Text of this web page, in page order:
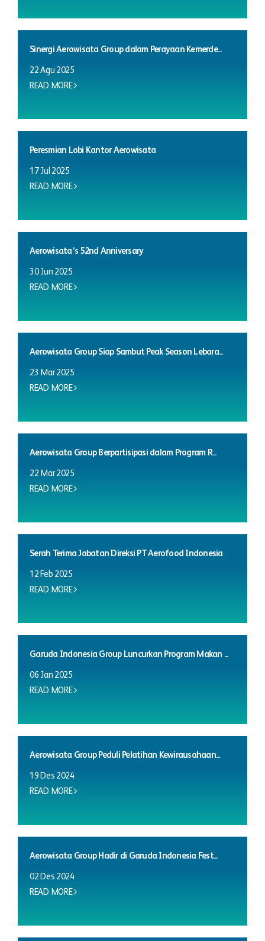
Sinergi Aerowisata Group dalam Perayaan Kemerde...
22 Agu 2025
READ MORE
Peresmian Lobi Kantor Aerowisata
17 Jul 2025
READ MORE
Aerowisata’s 52nd Anniversary
30 Jun 2025
READ MORE
Aerowisata Group Siap Sambut Peak Season Lebara...
23 Mar 2025
READ MORE
Aerowisata Group Berpartisipasi dalam Program R...
22 Mar 2025
READ MORE
Serah Terima Jabatan Direksi PT Aerofood Indonesia
12 Feb 2025
READ MORE
Garuda Indonesia Group Luncurkan Program Makan ...
06 Jan 2025
READ MORE
Aerowisata Group Peduli Pelatihan Kewirausahaan...
19 Des 2024
READ MORE
Aerowisata Group Hadir di Garuda Indonesia Fest...
02 Des 2024
READ MORE